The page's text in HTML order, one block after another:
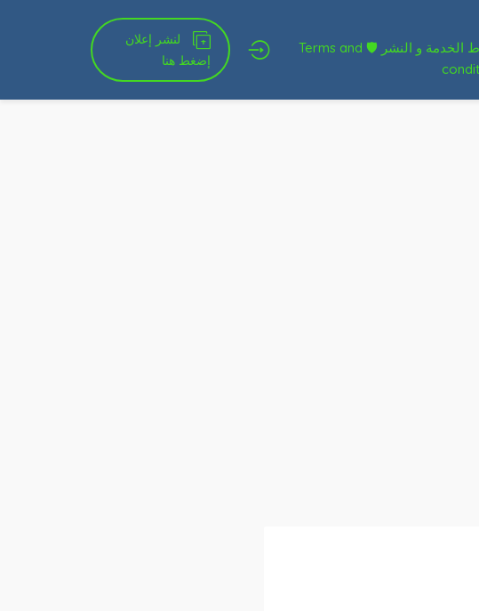
شروط الخدمة و النشر 🛡 Terms and
لنشر إعلان
إضغط هنا